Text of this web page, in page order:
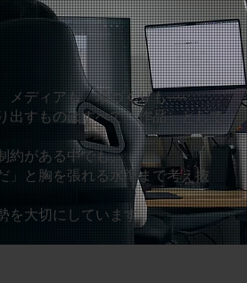
メディアも、場づくりも──
出すものはすべて「作品」として
約がある中でも、
」と胸を張れる水準まで考え抜
を大切にしています。